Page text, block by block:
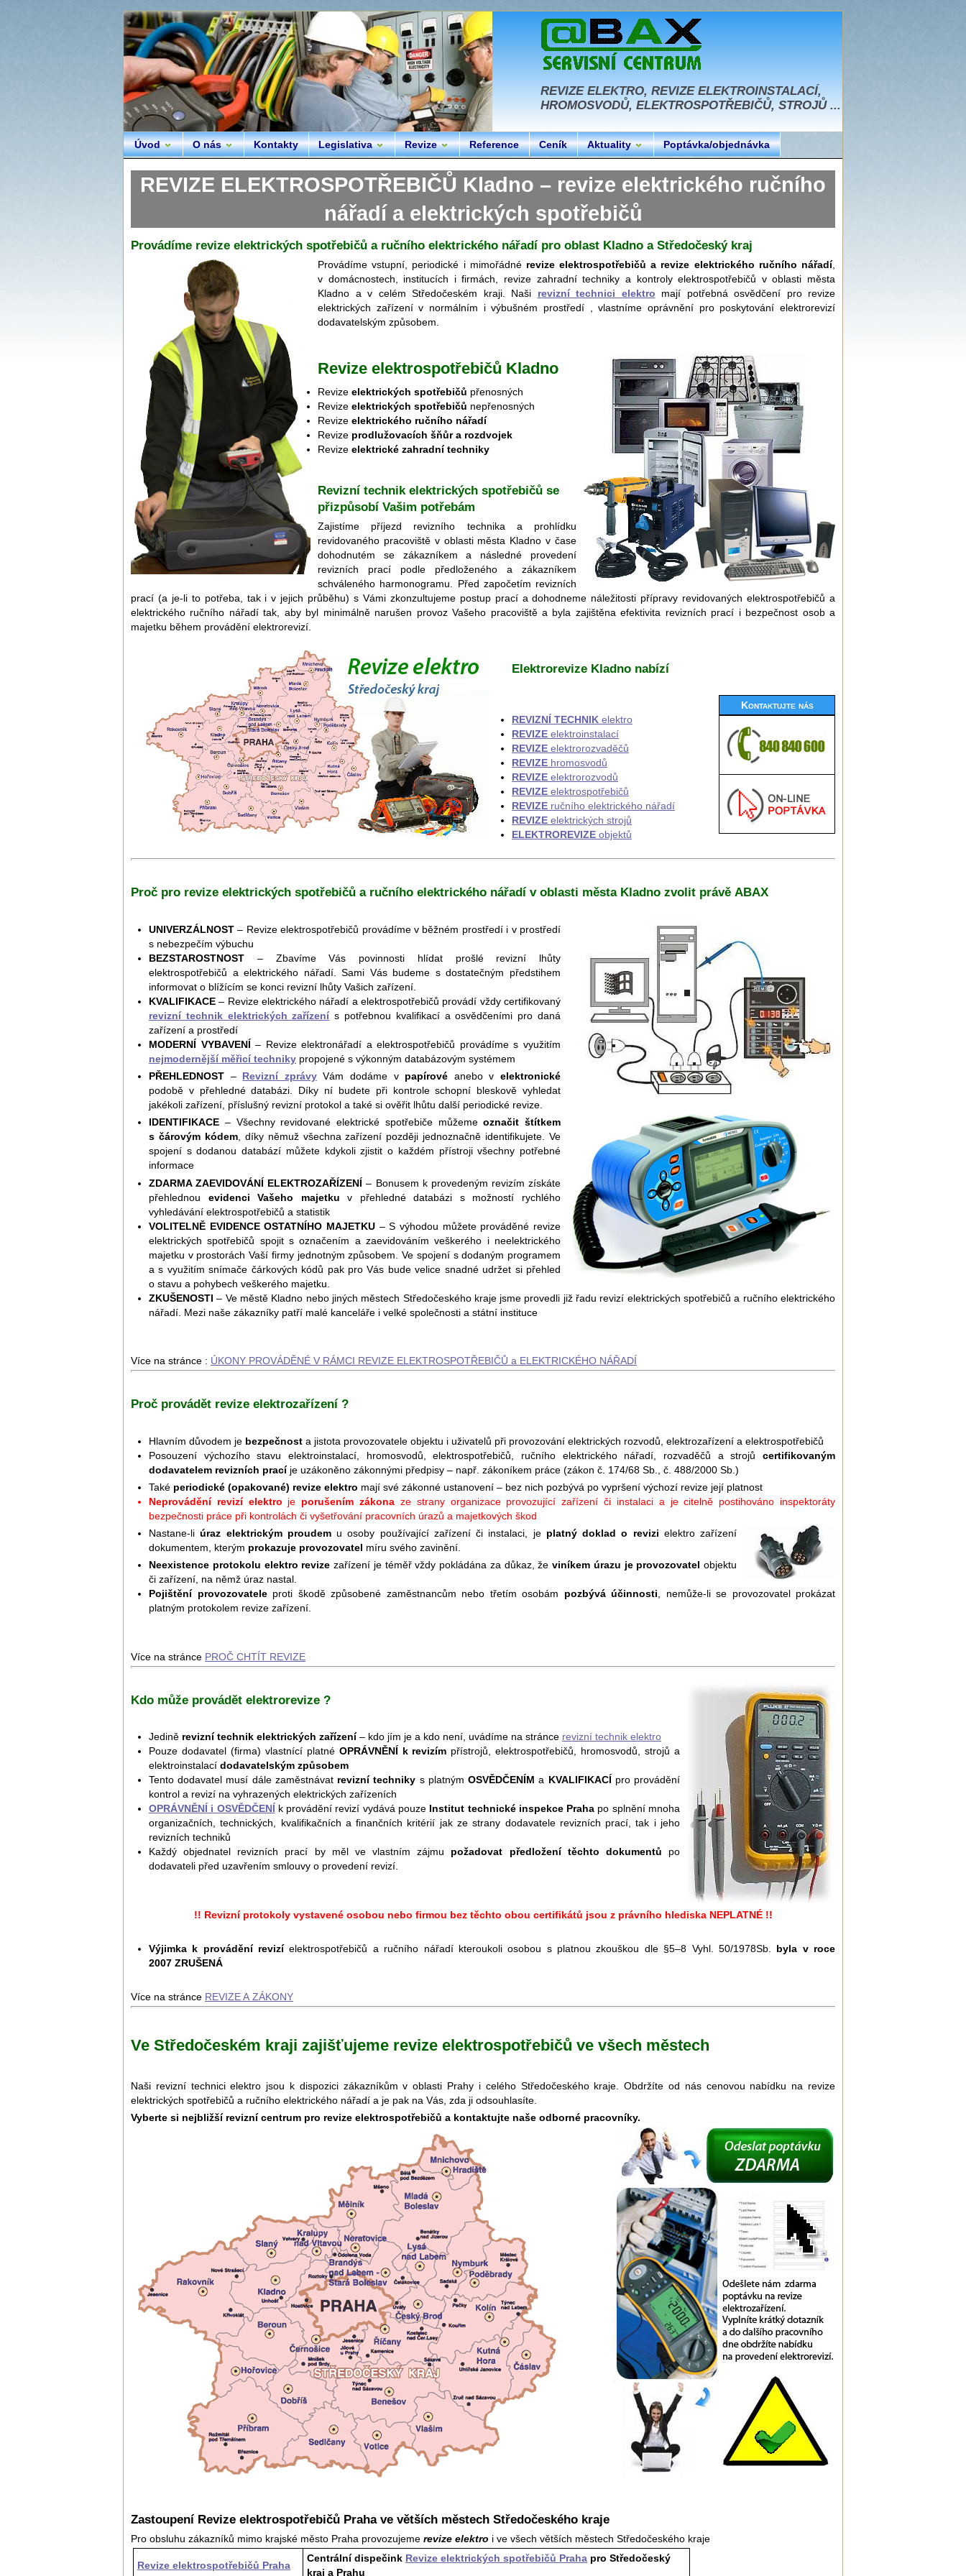
REVIZE ELEKTRO, REVIZE ELEKTROINSTALACÍ,
HROMOSVODŮ, ELEKTROSPOTŘEBIČŮ, STROJŮ ...
Úvod O nás Kontakty Legislativa Revize Reference Ceník Aktuality Poptávka/objednávka
REVIZE ELEKTROSPOTŘEBIČŮ Kladno – revize elektrického ručního
nářadí a elektrických spotřebičů
Provádíme revize elektrických spotřebičů a ručního elektrického nářadí pro oblast Kladno a Středočeský kraj
Provádíme vstupní, periodické i mimořádné revize elektrospotřebičů a revize elektrického ručního nářadí,
v domácnostech, institucích i firmách, revize zahradní techniky a kontroly elektrospotřebičů v oblasti města
Kladno a v celém Středočeském kraji. Naši revizní technici elektro mají potřebná osvědčení pro revize
elektrických zařízení v normálním i výbušném prostředí , vlastníme oprávnění pro poskytování elektrorevizí
dodavatelským způsobem.
Revize elektrospotřebičů Kladno
Revize elektrických spotřebičů přenosných
Revize elektrických spotřebičů nepřenosných
Revize elektrického ručního nářadí
Revize prodlužovacích šňůr a rozdvojek
Revize elektrické zahradní techniky
Revizní technik elektrických spotřebičů se
přizpůsobí Vašim potřebám
Zajistíme příjezd revizního technika a prohlídku
revidovaného pracoviště v oblasti města Kladno v čase
dohodnutém se zákazníkem a následné provedení
revizních prací podle předloženého a zákazníkem
schváleného harmonogramu. Před započetím revizních
prací (a je-li to potřeba, tak i v jejich průběhu) s Vámi zkonzultujeme postup prací a dohodneme náležitosti přípravy revidovaných elektrospotřebičů a
elektrického ručního nářadí tak, aby byl minimálně narušen provoz Vašeho pracoviště a byla zajištěna efektivita revizních prací i bezpečnost osob a
majetku během provádění elektrorevizí.
Elektrorevize Kladno nabízí
Kontaktujte nás
REVIZNÍ TECHNIK elektro
REVIZE elektroinstalací
REVIZE elektrorozvaděčů
REVIZE hromosvodů
REVIZE elektrorozvodů
REVIZE elektrospotřebičů
REVIZE ručního elektrického nářadí
REVIZE elektrických strojů
ELEKTROREVIZE objektů
Proč pro revize elektrických spotřebičů a ručního elektrického nářadí v oblasti města Kladno zvolit právě ABAX
UNIVERZÁLNOST – Revize elektrospotřebičů provádíme v běžném prostředí i v prostředí
s nebezpečím výbuchu
BEZSTAROSTNOST – Zbavíme Vás povinnosti hlídat prošlé revizní lhůty
elektrospotřebičů a elektrického nářadí. Sami Vás budeme s dostatečným předstihem
informovat o blížícím se konci revizní lhůty Vašich zařízení.
KVALIFIKACE – Revize elektrického nářadí a elektrospotřebičů provádí vždy certifikovaný
revizní technik elektrických zařízení s potřebnou kvalifikací a osvědčeními pro daná
zařízení a prostředí
MODERNÍ VYBAVENÍ – Revize elektronářadí a elektrospotřebičů provádíme s využitím
nejmodernější měřicí techniky propojené s výkonným databázovým systémem
PŘEHLEDNOST – Revizní zprávyVám dodáme v papírové anebo velektronické
podobě v přehledné databázi. Díky ní budete při kontrole schopní bleskově vyhledat
jakékoli zařízení, příslušný revizní protokol a také si ověřit lhůtu další periodické revize.
IDENTIFIKACE – Všechny revidované elektrické spotřebiče můžemeoznačit štítkem
s čárovým kódem, díky němuž všechna zařízení později jednoznačně identifikujete. Ve
spojení s dodanou databází můžete kdykoli zjistit o každém přístroji všechny potřebné
informace
ZDARMA ZAEVIDOVÁNÍ ELEKTROZAŘÍZENÍ – Bonusem k provedeným revizím získáte
přehlednou evidenci Vašeho majetku v přehledné databázi s možností rychlého
vyhledávání elektrospotřebičů a statistik
VOLITELNĚ EVIDENCE OSTATNÍHO MAJETKU – S výhodou můžete prováděné revize
elektrických spotřebičů spojit s označením a zaevidováním veškerého i neelektrického
majetku v prostorách Vaší firmy jednotným způsobem. Ve spojení s dodaným programem
a s využitím snímače čárkových kódů pak pro Vás bude velice snadné udržet si přehled
o stavu a pohybech veškerého majetku.
ZKUŠENOSTI – Ve městě Kladno nebo jiných městech Středočeského kraje jsme provedli již řadu revizí elektrických spotřebičů a ručního elektrického
nářadí. Mezi naše zákazníky patří malé kanceláře i velké společnosti a státní instituce
Více na stránce : ÚKONY PROVÁDĚNÉ V RÁMCI REVIZE ELEKTROSPOTŘEBIČŮ a ELEKTRICKÉHO NÁ­ŘADÍ
Proč provádět revize elektrozařízení ?
Hlavním důvodem je bezpečnost a jistota provozovatele objektu i uživatelů při provozování elektrických rozvodů, elektrozařízení a elektrospotřebičů
Posouzení výchozího stavu elektroinstalací, hromosvodů, elektrospotřebičů, ručního elektrického nářadí, rozvaděčů a strojů certifikovaným
dodavatelem revizních pracíje uzákoněno zákonnými předpisy – např. zákoníkem práce (zákon č. 174/68 Sb., č. 488/2000 Sb.)
Také periodické (opakované) revize elektro mají své zákonné ustanovení – bez nich pozbývá po vypršení výchozí revize její platnost
Neprovádění revizí elektro je porušením zákona ze strany organizace provozující zařízení či instalaci a je citelně postihováno inspektoráty
bezpečnosti práce při kontrolách či vyšetřování pracovních úrazů a majetkových škod
Nastane-liúraz elektrickým proudemu osoby používající zařízení či instalaci, je platný doklad o revizi elektro zařízení
dokumentem, kterým prokazuje provozovatel míru svého zavinění.
Neexistence protokolu elektro revize zařízení je téměř vždy pokládána za důkaz, že viníkem úrazu je provozovatel objektu
či zařízení, na němž úraz nastal.
Pojištění provozovateleproti škodě způsobené zaměstnancům nebo třetím osobám pozbývá účinnosti, nemůže-li se provozovatel prokázat
platným protokolem revize zařízení.
Více na stránce PROČ CHTÍT REVIZE
Kdo může provádět elektrorevize ?
Jedině revizní technik elektrických zařízení– kdo jím je a kdo není, uvádíme na stránce revizní technik elektro
Pouze dodavatel (firma) vlastnící platné OPRÁVNĚNÍ k revizím přístrojů, elektrospotřebičů, hromosvodů, strojů a
elektroinstalací dodavatelským způsobem
Tento dodavatel musí dále zaměstnávat revizní techniky s platnýmOSVĚDČENÍM a KVALIFIKACÍ pro provádění
kontrol a revizí na vyhrazených elektrických zařízeních
OPRÁVNĚNÍ i OSVĚDČENÍ k provádění revizí vydává pouze Institut technické inspekce Praha po splnění mnoha
organizačních, technických, kvalifikačních a finančních kritérií jak ze strany dodavatele revizních prací, tak i jeho
revizních techniků
Každý objednatel revizních prací by měl ve vlastním zájmu požadovat předložení těchto dokumentů po
dodavateli před uzavřením smlouvy o provedení revizí.
!! Revizní protokoly vystavené osobou nebo firmou bez těchto obou certifikátů jsou z právního hlediska NEPLATNÉ !!
Výjimka k provádění revizíelektrospotřebičů a ručního nářadí kteroukoli osobou s platnou zkouškou dle §5–8 Vyhl. 50/1978Sb. byla v roce
2007 ZRUŠENÁ
Více na stránce REVIZE A ZÁKONY
Ve Středočeském kraji zajišťujeme revize elektrospotřebičů ve všech městech
Naši revizní technici elektro jsou k dispozici zákazníkům v oblasti Prahy i celého Středočeského kraje. Obdržíte od nás cenovou nabídku na revize
elektrických spotřebičů a ručního elektrického nářadí a je pak na Vás, zda ji odsouhlasíte.
Vyberte si nejbližší revizní centrum pro revize elektrospotřebičů a kontaktujte naše odborné pracovníky.
Zastoupení Revize elektrospotřebičů Praha ve větších městech Středočeského kraje
Pro obsluhu zákazníků mimo krajské město Praha provozujeme revize elektro i ve všech větších městech Středočeského kraje
Revize elektrospotřebičů Praha
Centrální dispečink Revize elektrických spotřebičů Praha pro Středočeský
kraj a Prahu